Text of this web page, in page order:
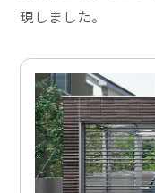
現しました。